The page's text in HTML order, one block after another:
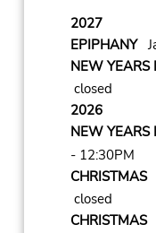
2027
EPIPHANY
NEW YEARS
closed
2026
NEW YEARS
- 12:30PM
CHRISTMAS
closed
CHRISTMAS